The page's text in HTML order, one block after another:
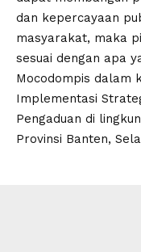
dan kepercayaan
masyarakat, maka
sesuai dengan apa
Mocodompis dalam
Implementasi
Pengaduan di
Provinsi Banten,